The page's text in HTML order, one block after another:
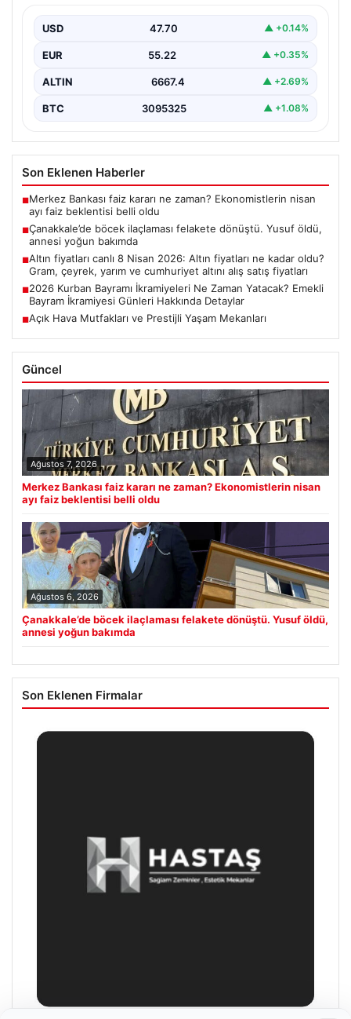
USD 47.70 ▲ +0.14%
EUR 55.22 ▲ +0.35%
ALTIN 6667.4 ▲ +2.69%
BTC 3095325 ▲ +1.08%
Son Eklenen Haberler
■Merkez Bankası faiz kararı ne zaman? Ekonomistlerin nisan
ayı faiz beklentisi belli oldu
■Çanakkale’de böcek ilaçlaması felakete dönüştü. Yusuf öldü,
annesi yoğun bakımda
■Altın fiyatları canlı 8 Nisan 2026: Altın fiyatları ne kadar oldu?
Gram, çeyrek, yarım ve cumhuriyet altını alış satış fiyatları
■2026 Kurban Bayramı İkramiyeleri Ne Zaman Yatacak? Emekli
Bayram İkramiyesi Günleri Hakkında Detaylar
■Açık Hava Mutfakları ve Prestijli Yaşam Mekanları
Güncel
Ağustos 7, 2026
Merkez Bankası faiz kararı ne zaman? Ekonomistlerin nisan
ayı faiz beklentisi belli oldu
Ağustos 6, 2026
Çanakkale’de böcek ilaçlaması felakete dönüştü. Yusuf öldü,
annesi yoğun bakımda
Son Eklenen Firmalar